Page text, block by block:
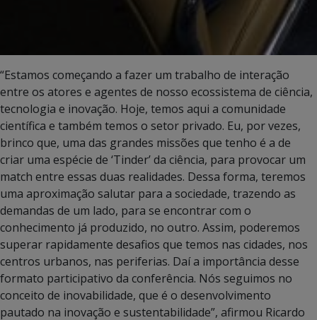
“Estamos começando a fazer um trabalho de interação
entre os atores e agentes de nosso ecossistema de ciência,
tecnologia e inovação. Hoje, temos aqui a comunidade
científica e também temos o setor privado. Eu, por vezes,
brinco que, uma das grandes missões que tenho é a de
criar uma espécie de ‘Tinder’ da ciência, para provocar um
match entre essas duas realidades. Dessa forma, teremos
uma aproximação salutar para a sociedade, trazendo as
demandas de um lado, para se encontrar com o
conhecimento já produzido, no outro. Assim, poderemos
superar rapidamente desafios que temos nas cidades, nos
centros urbanos, nas periferias. Daí a importância desse
formato participativo da conferência. Nós seguimos no
conceito de inovabilidade, que é o desenvolvimento
pautado na inovação e sustentabilidade”, afirmou Ricardo